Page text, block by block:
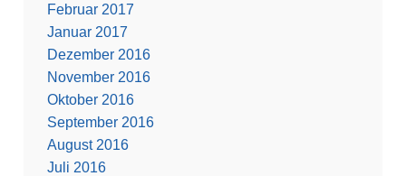
Februar 2017
Januar 2017
Dezember 2016
November 2016
Oktober 2016
September 2016
August 2016
Juli 2016